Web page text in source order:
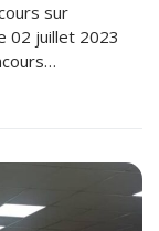
sur
02 juillet 2023